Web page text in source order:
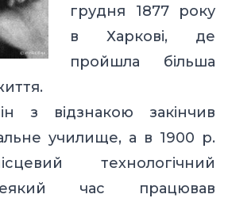
грудня 1877 року
в Харкові, де
пройшла більша
з відзнакою закінчив
училище, а в 1900 р.
технологічний
час працював